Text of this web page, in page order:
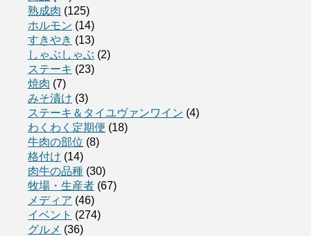
熟成肉 (125)
ホルモン (14)
すきやき (13)
しゃぶしゃぶ (2)
ステーキ (23)
焼肉 (7)
みそ漬け (3)
ステーキ＆タイユヴァンワイン (4)
わくわく定期便 (18)
牛肉の部位 (8)
格付け (14)
肉牛の品種 (30)
牧場・生産者 (67)
メディア (46)
イベント (274)
グルメ (36)